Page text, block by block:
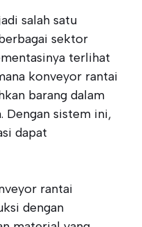
salah satu
sektor
terlihat
konveyor rantai
barang dalam
Dengan sistem ini,
dapat
rantai
dengan